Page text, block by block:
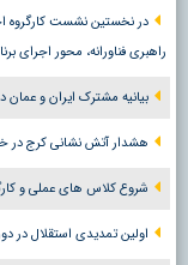
در نخستین نشست کارگروه
راهبری فناورانه، محور اجرای
بیانیه مشترک ایران و عمان
هشدار آتش نشانی کرج در
شروع کلاس های عملی و
اولین تمدیدی استقلال